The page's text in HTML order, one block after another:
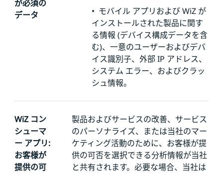
が必須の
データ
• モバイル アプリおよび WiZ が
インストールされた製品に関す
る情報 (デバイス構成データを含
む)、一意のユーザーおよびデバ
イス識別子、外部IP アドレス、
システム エラー、およびクラッ
シュ情報。
WiZ コン
シューマ
ー アプリ:
お客様が
提供の可
製品およびサービスの改善、サービス
のパーソナライズ、または当社のマー
ケティング活動のために、お客様が提
供の可否を選択できる分析情報が当社
と共有されます。必要な場合、当社は